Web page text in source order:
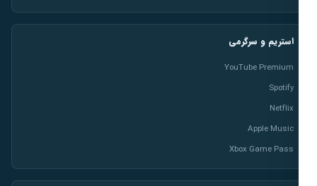
استریم و سرگرمی
YouTube Premium
Spotify
Netflix
Apple Music
Xbox Game Pass